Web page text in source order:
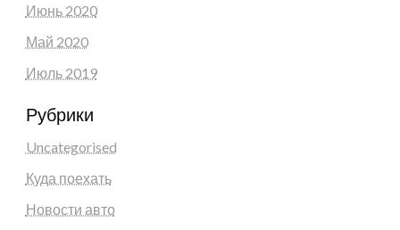
Июнь 2020
Май 2020
Июль 2019
Рубрики
Uncategorised
Куда поехать
Новости авто